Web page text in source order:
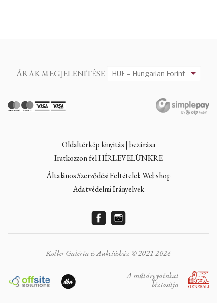
ÁRAK MEGJELENITÉSE
Oldaltérkép kinyitás | bezárása
Iratkozzon fel HÍRLEVELÜNKRE
Általános Szerződési Feltételek Webshop
Adatvédelmi Irányelvek
Koller Galéria és Aukciósház © 2021-2026
A műtárgyainkat
biztosítja